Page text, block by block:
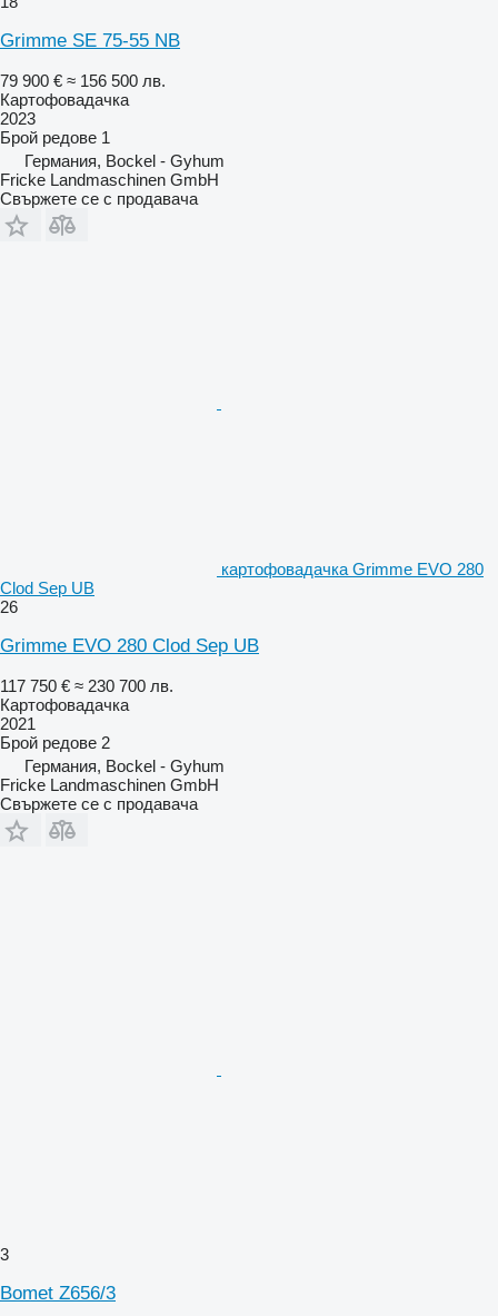
Grimme SE 75-55 NB
79 900 € ≈ 156 500 лв.
Картофовадачка
2023
Брой редове 1
Германия, Bockel - Gyhum
Fricke Landmaschinen GmbH
Свържете се с продавача
картофовадачка Grimme EVO 280
Clod Sep UB
26
Grimme EVO 280 Clod Sep UB
117 750 € ≈ 230 700 лв.
Картофовадачка
2021
Брой редове 2
Германия, Bockel - Gyhum
Fricke Landmaschinen GmbH
Свържете се с продавача
3
Bomet Z656/3